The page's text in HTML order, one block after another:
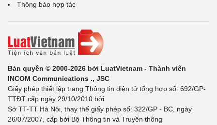
Thông báo hợp tác
Bản quyền © 2000-2026 bởi LuatVietnam - Thành viên
INCOM Communications ., JSC
Giấy phép thiết lập trang Thông tin điện tử tổng hợp số: 692/GP-
TTĐT cấp ngày 29/10/2010 bởi
Sở TT-TT Hà Nội, thay thế giấy phép số: 322/GP - BC, ngày
26/07/2007, cấp bởi Bộ Thông tin và Truyền thông